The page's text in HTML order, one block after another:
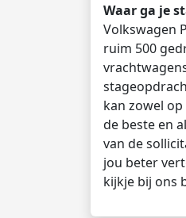
Waar ga je
Volkswagen
ruim 500
kan zowel
de beste en
van de
jou beter
kijkje bij ons